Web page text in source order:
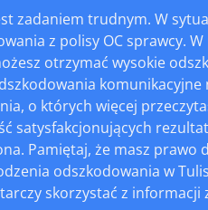
zadaniem trudnym. W
z polisy OC sprawcy.
otrzymać wysokie
komunikacyjne
o których więcej
satysfakcjonujących
Pamiętaj, że masz
odszkodowania w
skorzystać z